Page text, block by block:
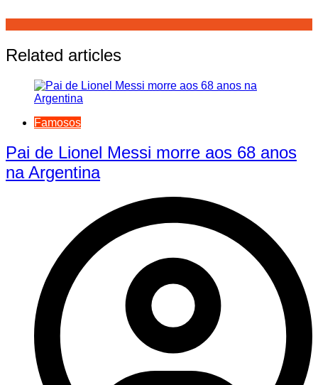
Related articles
Famosos
Pai de Lionel Messi morre aos 68 anos
na Argentina